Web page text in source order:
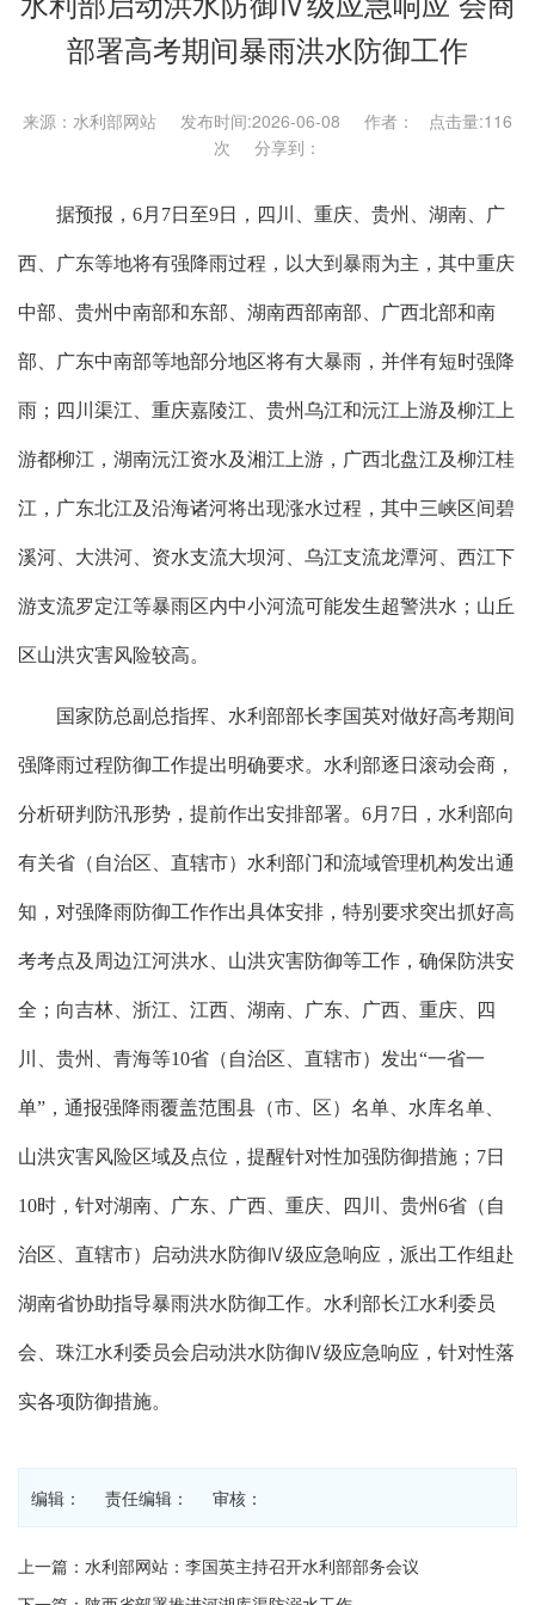
部署高考期间暴雨洪水防御工作
来源：水利部网站 发布时间:2026-06-08 作者： 点击量:116
次 分享到：
据预报，6月7日至9日，四川、重庆、贵州、湖南、广
西、广东等地将有强降雨过程，以大到暴雨为主，其中重庆
中部、贵州中南部和东部、湖南西部南部、广西北部和南
部、广东中南部等地部分地区将有大暴雨，并伴有短时强降
雨；四川渠江、重庆嘉陵江、贵州乌江和沅江上游及柳江上
游都柳江，湖南沅江资水及湘江上游，广西北盘江及柳江桂
江，广东北江及沿海诸河将出现涨水过程，其中三峡区间碧
溪河、大洪河、资水支流大坝河、乌江支流龙潭河、西江下
游支流罗定江等暴雨区内中小河流可能发生超警洪水；山丘
区山洪灾害风险较高。
国家防总副总指挥、水利部部长李国英对做好高考期间
强降雨过程防御工作提出明确要求。水利部逐日滚动会商，
分析研判防汛形势，提前作出安排部署。6月7日，水利部向
有关省（自治区、直辖市）水利部门和流域管理机构发出通
知，对强降雨防御工作作出具体安排，特别要求突出抓好高
考考点及周边江河洪水、山洪灾害防御等工作，确保防洪安
全；向吉林、浙江、江西、湖南、广东、广西、重庆、四
川、贵州、青海等10省（自治区、直辖市）发出“一省一
单”，通报强降雨覆盖范围县（市、区）名单、水库名单、
山洪灾害风险区域及点位，提醒针对性加强防御措施；7日
10时，针对湖南、广东、广西、重庆、四川、贵州6省（自
治区、直辖市）启动洪水防御Ⅳ级应急响应，派出工作组赴
湖南省协助指导暴雨洪水防御工作。水利部长江水利委员
会、珠江水利委员会启动洪水防御Ⅳ级应急响应，针对性落
实各项防御措施。
编辑： 责任编辑： 审核：
上一篇：水利部网站：李国英主持召开水利部部务会议